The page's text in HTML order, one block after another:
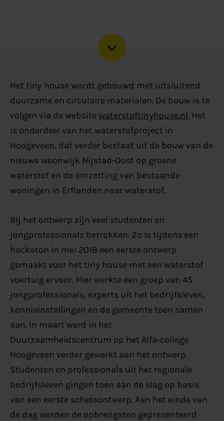
Het tiny house wordt gebouwd met uitsluitend
duurzame en circulaire materialen. De bouw is te
volgen via de website waterstoftinyhouse.nl. Het
is onderdeel van het waterstofproject in
Hoogeveen, dat verder bestaat uit de bouw van de
nieuwe woonwijk Nijstad-Oost op groene
waterstof en de omzetting van bestaande
woningen in Erflanden naar waterstof.
Bij het ontwerp zijn veel studenten en
jongprofessionals betrokken. Zo is tijdens een
hackaton in mei 2018 een eerste ontwerp
gemaakt voor het tiny house met een waterstof
voertuig ervoor. Hier werkte een groep van 45
jongprofessionals, experts uit het bedrijfsleven,
kennisinstellingen en de gemeente toen samen
aan. In maart werd in het
Duurzaamheidscentrum op het Alfa-college
Hoogeveen verder gewerkt aan het ontwerp.
Studenten en professionals uit het regionale
bedrijfsleven gingen toen aan de slag op basis
van een eerste schetsontwerp. Aan het einde van
de dag werden de opbrengsten gepresenteerd